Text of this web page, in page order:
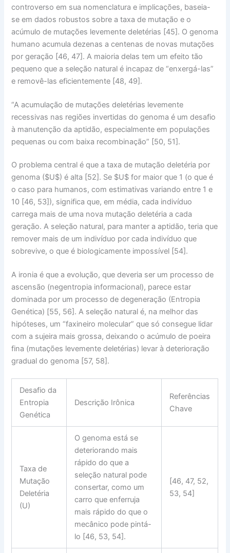
controverso em sua nomenclatura e implicações, baseia-
se em dados robustos sobre ataxa de mutação e o
acúmulo de mutações levemente deletérias [45]. O genoma
humano acumula dezenas a centenas de novas mutações
por geração [46, 47]. A maioria delas tem um efeito tão
pequeno que a seleção natural é incapaz de “enxergá-las”
e removê-las eficientemente [48, 49].
“A acumulação de mutações deletérias levemente
recessivas nas regiões invertidas do genoma é um desafio
à manutenção da aptidão, especialmente em populações
pequenas ou com baixa recombinação” [50, 51].
O problema central é que a taxa de mutação deletéria por
genoma ($U$) é alta [52]. Se $U$ for maior que 1 (o que é
o caso para humanos, com estimativas variando entre 1 e
10 [46, 53]), significa que, em média, cada indivíduo
carrega mais de uma nova mutação deletéria a cada
geração. A seleção natural, para manter a aptidão, teria que
remover mais de um indivíduo por cada indivíduo que
sobrevive, o que é biologicamente impossível [54].
A ironia é que a evolução, que deveria ser um processo de
ascensão (negentropia informacional), parece estar
dominada por um processo dedegeneração (Entropia
Genética) [55, 56]. A seleção natural é, na melhor das
hipóteses, um“faxineiro molecular” que só consegue lidar
com a sujeira mais grossa, deixando o acúmulo de poeira
fina (mutações levemente deletérias) levar àdeterioração
gradual do genoma [57, 58].
Desafio da
Entropia
Genética
Descrição Irônica
Referências
Chave
Taxa de
Mutação
Deletéria
(U)
O genoma está se
deteriorando mais
rápido do que a
seleção natural pode
consertar, como um
carro que enferruja
mais rápido do que o
mecânico pode pintá-
lo [46, 53, 54].
[46, 47, 52,
53, 54]